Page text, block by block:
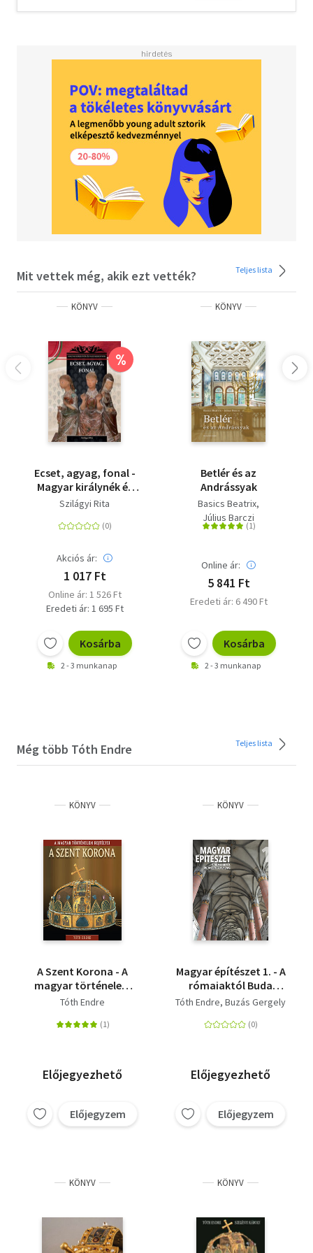
Mit vettek még, akik ezt vették? Teljes lista
KÖNYV
%
Ecset, agyag, fonal -
Magyar királynék és
nagyasszonyok 26.
Szilágyi Rita
Akciós ár:
1 017 Ft
Online ár: 1 526 Ft
Eredeti ár: 1 695 Ft
Kosárba
2 - 3 munkanap
KÖNYV
Betlér és az
Andrássyak
Basics Beatrix
Július Barczi
Online ár:
5 841 Ft
Eredeti ár: 6 490 Ft
Kosárba
2 - 3 munkanap
Még több Tóth Endre Teljes lista
KÖNYV
A Szent Korona - A
magyar történelem
rejtélyei
Tóth Endre
Előjegyezhető
Előjegyzem
KÖNYV
Magyar építészet 1. - A
rómaiaktól Buda
elfoglalásáig
Tóth Endre Buzás Gergely
Előjegyezhető
Előjegyzem
KÖNYV KÖNYV